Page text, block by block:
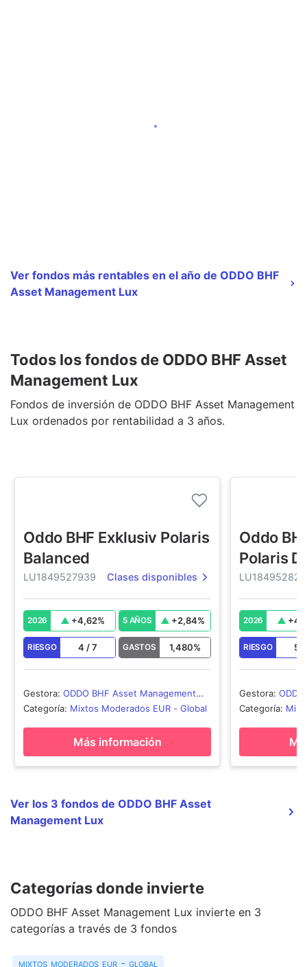
Ver fondos más rentables en el año de ODDO BHF
Asset Management Lux
Todos los fondos de ODDO BHF Asset
Management Lux
Fondos de inversión de ODDO BHF Asset Management
Lux ordenados por rentabilidad a 3 años.
Oddo BHF Exklusiv Polaris
Balanced
LU1849527939 Clases disponibles
2026 +4,62% 5 AÑOS +2,84%
RIESGO 4 /7 GASTOS 1,480%
Gestora: ODDO BHF Asset Management
Lux
Categoría: Mixtos Moderados EUR - Global
Más información
Oddo
Polaris
2026 +
RIESGO 5
Gestora:
Lux
Categoría:
Ver los 3 fondos de ODDO BHF Asset
Management Lux
Categorías donde invierte
ODDO BHF Asset Management Lux invierte en 3
categorías a través de 3 fondos
mixtos moderados eur - global